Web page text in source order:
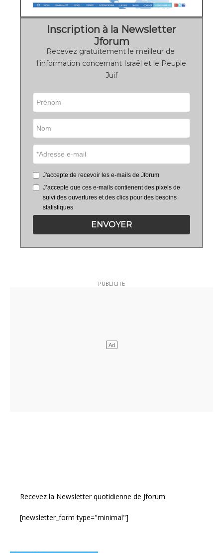
Inscription à la Newsletter
Jforum
Recevez gratuitement le meilleur de
l'information concernant Israël et le Peuple
Juif
J'accepte de recevoir les e-mails de Jforum
J’accepte que ces e-mails contienent des pixels de
suivi des ouvertures et des clics pour des besoins
statistiques
ENVOYER
Recevez la Newsletter quotidienne de Jforum
[newsletter_form type="minimal"]